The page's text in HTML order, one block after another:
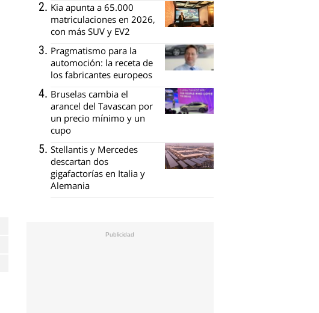
Kia apunta a 65.000
matriculaciones en 2026,
con más SUV y EV2
Pragmatismo para la
automoción: la receta de
los fabricantes europeos
Bruselas cambia el
arancel del Tavascan por
un precio mínimo y un
cupo
Stellantis y Mercedes
descartan dos
gigafactorías en Italia y
Alemania